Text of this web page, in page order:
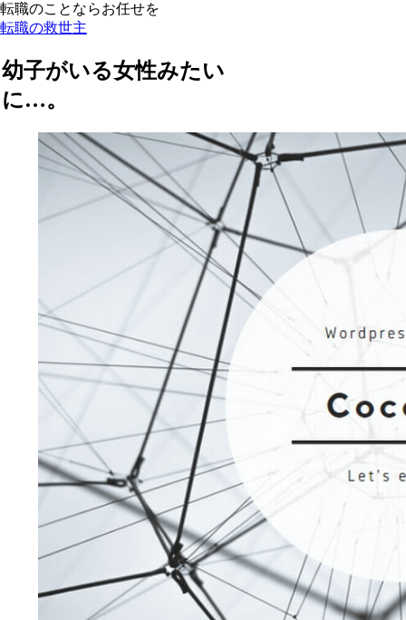
転職のことならお任せを
転職の救世主
幼子がいる女性みたい
に…。